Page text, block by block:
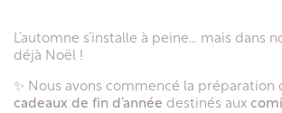
L’automne s’installe à peine… mais dans
déjà Noël !
✨ Nous avons commencé la préparation
cadeaux de fin d’année destinés aux